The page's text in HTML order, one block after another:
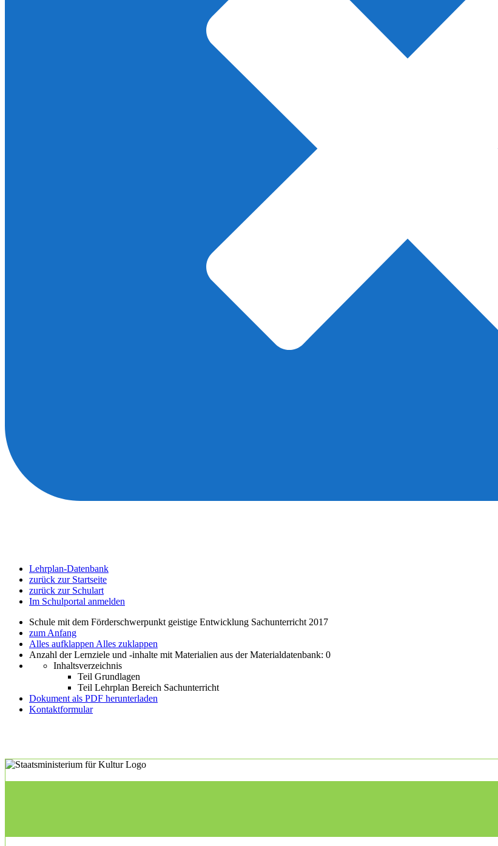
Lehrplan-Datenbank
zurück zur Startseite
zurück zur Schulart
Im Schulportal anmelden
Schule mit dem Förderschwerpunkt geistige Entwicklung Sachunterricht 2017
zum Anfang
Alles aufklappen Alles zuklappen
Anzahl der Lernziele und -inhalte mit Materialien aus der Materialdatenbank: 0
Inhaltsverzeichnis
Teil Grundlagen
Teil Lehrplan Bereich Sachunterricht
Dokument als PDF herunterladen
Kontaktformular